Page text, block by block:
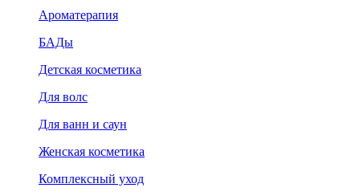
Ароматерапия
БАДы
Детская косметика
Для волс
Для ванн и саун
Женская косметика
Комплексный уход